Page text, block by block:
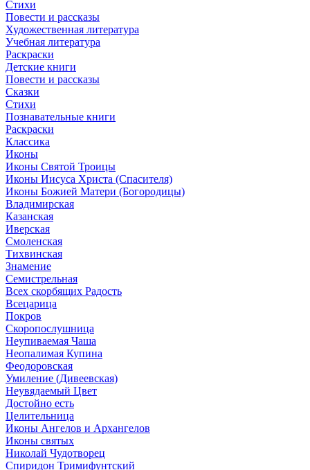
Стихи
Повести и рассказы
Художественная литература
Учебная литература
Раскраски
Детские книги
Повести и рассказы
Сказки
Стихи
Познавательные книги
Раскраски
Классика
Иконы
Иконы Святой Троицы
Иконы Иисуса Христа (Спасителя)
Иконы Божией Матери (Богородицы)
Владимирская
Казанская
Иверская
Смоленская
Тихвинская
Знамение
Семистрельная
Всех скорбящих Радость
Всецарица
Покров
Скоропослушница
Неупиваемая Чаша
Неопалимая Купина
Феодоровская
Умиление (Дивеевская)
Неувядаемый Цвет
Достойно есть
Целительница
Иконы Ангелов и Архангелов
Иконы святых
Николай Чудотворец
Спиридон Тримифунтский